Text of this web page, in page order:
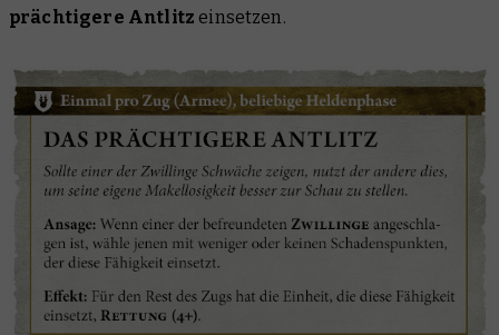
prächtigere Antlitz einsetzen.